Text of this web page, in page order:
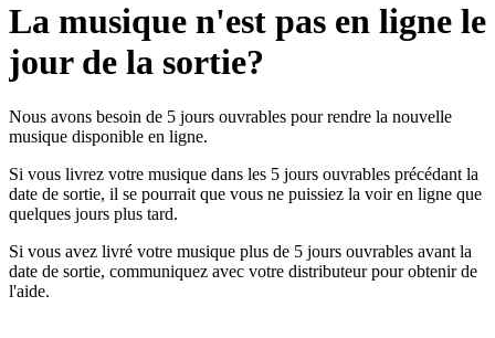
La musique n'est pas en ligne le
jour de la sortie?
Nous avons besoin de 5 jours ouvrables pour rendre la nouvelle
musique disponible en ligne.
Si vous livrez votre musique dans les 5 jours ouvrables précédant la
date de sortie, il se pourrait que vous ne puissiez la voir en ligne que
quelques jours plus tard.
Si vous avez livré votre musique plus de 5 jours ouvrables avant la
date de sortie, communiquez avec votre distributeur pour obtenir de
l'aide.